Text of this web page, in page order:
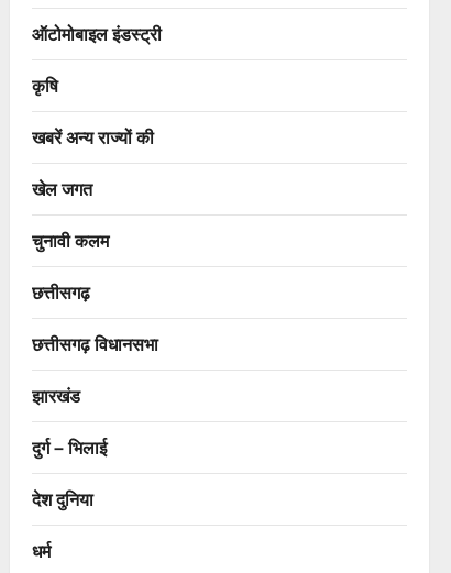
ऑटोमोबाइल इंडस्ट्री
कृषि
खबरें अन्य राज्यों की
खेल जगत
चुनावी कलम
छत्तीसगढ़
छत्तीसगढ़ विधानसभा
झारखंड
दुर्ग – भिलाई
देश दुनिया
धर्म